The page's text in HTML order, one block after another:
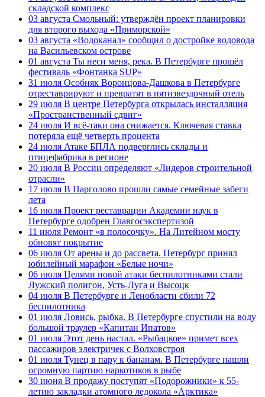
складской комплекс
03 августа Смольный: утверждён проект планировки
для второго выхода «Приморской»
03 августа «Водоканал» сообщил о достройке водовода
на Васильевском острове
01 августа Ты неси меня, река. В Петербурге прошёл
фестиваль «Фонтанка SUP»
31 июля Особняк Воронцова-Дашкова в Петербурге
отреставрируют и превратят в пятизвездочный отель
29 июля В центре Петербурга открылась инсталляция
«Пространственный сдвиг»
24 июля И всё-таки она снижается. Ключевая ставка
потеряла ещё четверть процента
24 июля Атаке БПЛА подверглись склады и
птицефабрика в регионе
20 июля В России определяют «Лидеров строительной
отрасли»
17 июля В Парголово прошли самые семейные забеги
лета
16 июля Проект реставрации Академии наук в
Петербурге одобрен Главгосэкспертизой
11 июля Ремонт «в полосочку». На Литейном мосту
обновят покрытие
06 июля От арены и до рассвета. Петербург принял
юбилейный марафон «Белые ночи»
06 июля Целями новой атаки беспилотниками стали
Лужский полигон, Усть-Луга и Высоцк
04 июля В Петербурге и Ленобласти сбили 72
беспилотника
01 июля Ловись, рыбка. В Петербурге спустили на воду
большой траулер «Капитан Ипатов»
01 июля Этот день настал. «Рыбацкое» примет всех
пассажиров электричек с Волховстроя
01 июля Тунец в пару к бананам. В Петербурге нашли
огромную партию наркотиков в рыбе
30 июня В продажу поступят «Подорожники» к 55-
летию закладки атомного ледокола «Арктика»